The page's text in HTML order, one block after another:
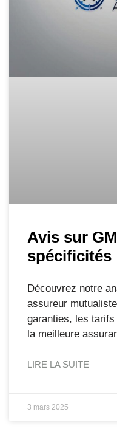
Avis sur
spécificités
Découvrez notre
assureur
garanties, les
la meilleure
LIRE LA SUITE
3 mars 2025